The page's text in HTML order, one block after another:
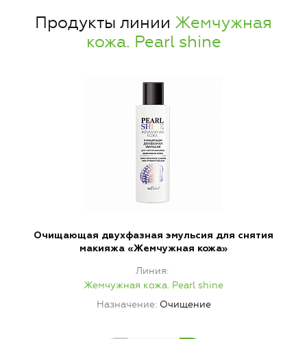
Продукты линии Жемчужная
кожа. Pearl shine
Очищающая двухфазная эмульсия для снятия
макияжа «Жемчужная кожа»
Линия
Жемчужная кожа. Pearl shine
Назначение Очищение